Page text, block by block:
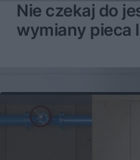
Nie czekaj do
wymiany pieca